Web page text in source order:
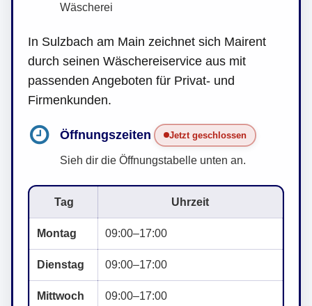
Wäscherei
In Sulzbach am Main zeichnet sich Mairent
durch seinen Wäschereiservice aus mit
passenden Angeboten für Privat- und
Firmenkunden.
Öffnungszeiten Jetzt geschlossen
Sieh dir die Öffnungstabelle unten an.
Tag Uhrzeit
Montag 09:00–17:00
Dienstag 09:00–17:00
Mittwoch 09:00–17:00